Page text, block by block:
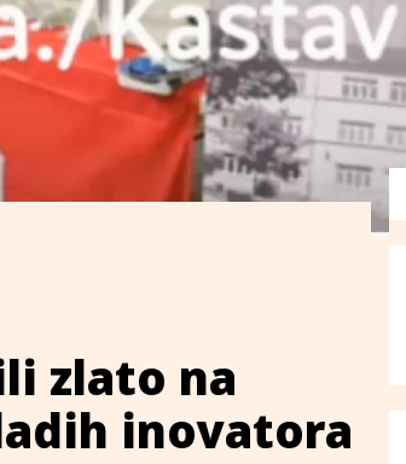
zlato na
inovatora